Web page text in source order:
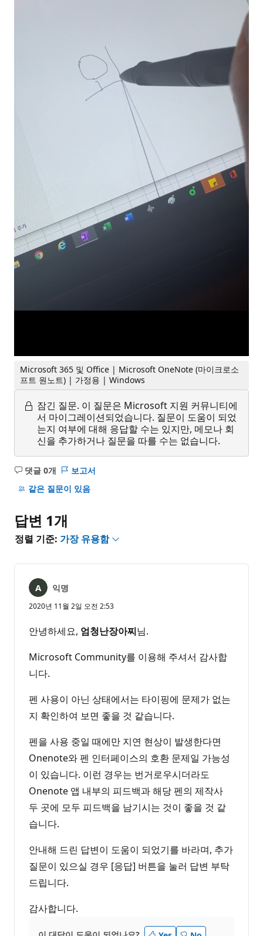
Microsoft 365 및 Office | Microsoft OneNote (마이크로소
프트 원노트) | 가정용 | Windows
잠긴 질문. 이 질문은 Microsoft 지원 커뮤니티에
서 마이그레이션되었습니다. 질문이 도움이 되었
는지 여부에 대해 응답할 수는 있지만, 메모나 회
신을 추가하거나 질문을 따를 수는 없습니다.
댓글 0개
설
명
음
보고서
같은 질문이 있음
답변 1개
정렬 기준: 가장 유용함
익명
2020년 11월 2일 오전 2:53
안녕하세요, 엄청난장아찌님.
Microsoft Community를 이용해 주셔서 감사합
니다.
펜 사용이 아닌 상태에서는 타이핑에 문제가 없는
지 확인하여 보면 좋을 것 같습니다.
펜을 사용 중일 때에만 지연 현상이 발생한다면
Onenote와 펜 인터페이스의 호환 문제일 가능성
이 있습니다. 이런 경우는 번거로우시더라도
Onenote 앱 내부의 피드백과 해당 펜의 제작사
두 곳에 모두 피드백을 남기시는 것이 좋을 것 같
습니다.
안내해 드린 답변이 도움이 되었기를 바라며, 추가
질문이 있으실 경우 [응답] 버튼을 눌러 답변 부탁
드립니다.
감사합니다.